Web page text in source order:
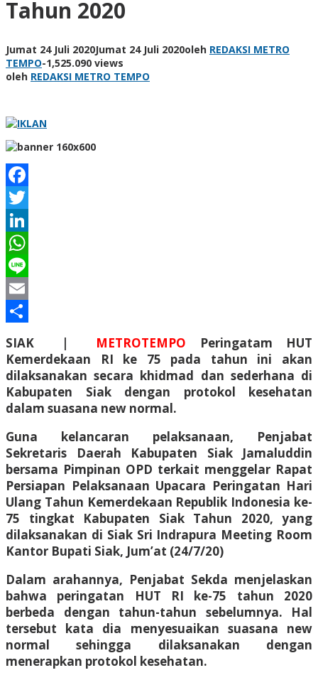
Tahun 2020
Jumat 24 Juli 2020Jumat 24 Juli 2020oleh REDAKSI METRO
TEMPO-1,525.090 views
oleh REDAKSI METRO TEMPO
Facebook
Twitter
LinkedIn
WhatsApp
Line
Email
SIAK | METROTEMPO Peringatam HUT
Kemerdekaan RI ke 75 pada tahun ini akan
dilaksanakan secara khidmad dan sederhana di
Kabupaten Siak dengan protokol kesehatan
dalam suasana new normal.
Guna kelancaran pelaksanaan, Penjabat
Sekretaris Daerah Kabupaten Siak Jamaluddin
bersama Pimpinan OPD terkait menggelar Rapat
Persiapan Pelaksanaan Upacara Peringatan Hari
Ulang Tahun Kemerdekaan Republik Indonesia ke-
75 tingkat Kabupaten Siak Tahun 2020, yang
dilaksanakan di Siak Sri Indrapura Meeting Room
Kantor Bupati Siak, Jum’at (24/7/20)
Dalam arahannya, Penjabat Sekda menjelaskan
bahwa peringatan HUT RI ke-75 tahun 2020
berbeda dengan tahun-tahun sebelumnya. Hal
tersebut kata dia menyesuaikan suasana new
normal sehingga dilaksanakan dengan
menerapkan protokol kesehatan.